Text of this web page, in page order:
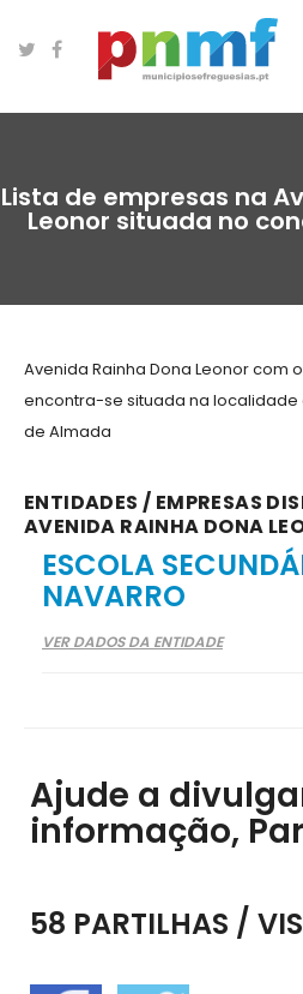
Lista de empresas na
Leonor situada no
Avenida Rainha Dona Leonor com
encontra-se situada na
de Almada
ENTIDADES / EMPRESAS
AVENIDA RAINHA DONA
ESCOLA
NAVARRO
VER DADOS DA ENTIDADE
Ajude a
informação,
58 PARTILHAS /